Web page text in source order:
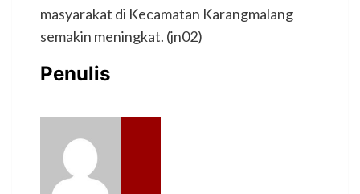
masyarakat di Kecamatan Karangmalang
semakin meningkat. (jn02)
Penulis